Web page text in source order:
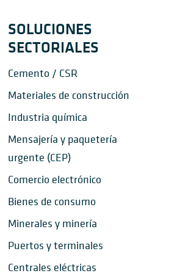
SOLUCIONES
SECTORIALES
Cemento / CSR
Materiales de construcción
Industria química
Mensajería y paquetería
urgente (CEP)
Comercio electrónico
Bienes de consumo
Minerales y minería
Puertos y terminales
Centrales eléctricas